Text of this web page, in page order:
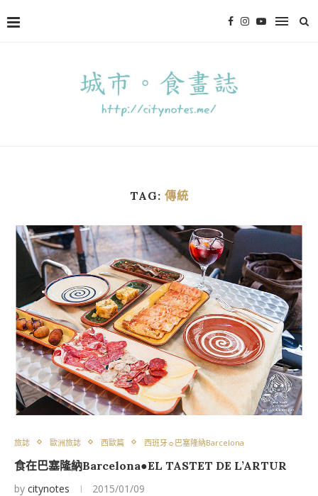
TAG: 傳統
旅誌 歐洲旅誌 西歐篇 西班牙☼巴塞隆納Barcelona
食在巴塞隆納Barcelona●EL TASTET DE L’ARTUR
by citynotes 2015/01/09